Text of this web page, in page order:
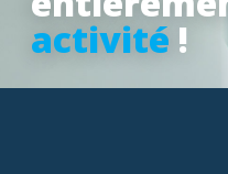
activité !